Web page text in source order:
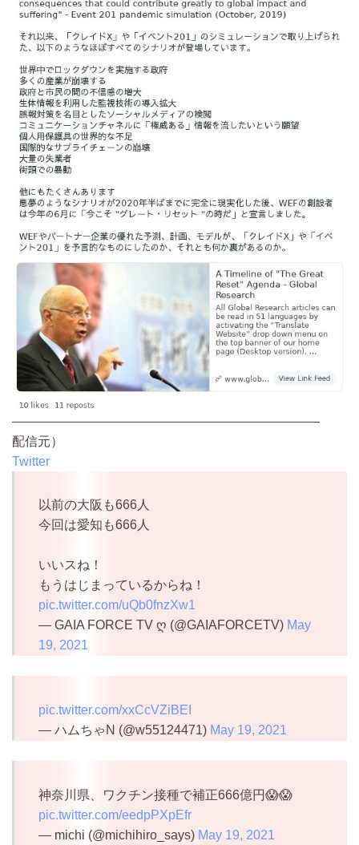
————————————————————————
配信元）
Twitter
以前の大阪も666人
今回は愛知も666人
いいスね！
もうはじまっているからね！
pic.twitter.com/uQb0fnzXw1
— GAIA FORCE TV ღ (@GAIAFORCETV) May
19, 2021
pic.twitter.com/xxCcVZiBEI
— ハムちゃN (@w55124471) May 19, 2021
神奈川県、ワクチン接種で補正666億円😱😱
pic.twitter.com/eedpPXpEfr
— michi (@michihiro_says) May 19, 2021